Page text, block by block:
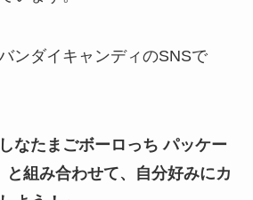
ンダイキャンディのSNSで
なたまごボーロっち パッケー
と組み合わせて、自分好みにカ